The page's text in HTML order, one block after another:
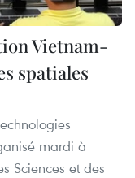
Vietnam-
spatiales
mardi à
Sciences et des